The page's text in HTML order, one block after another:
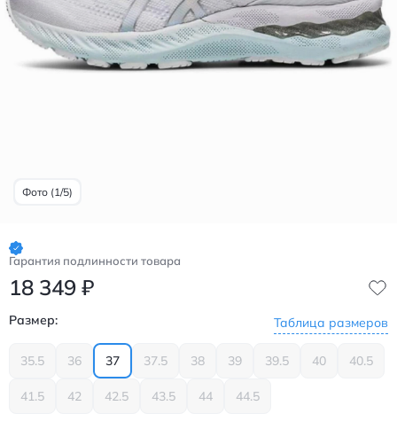
Фото (1/5)
Гарантия подлинности товара
18 349 ₽
Размер: Таблица размеров
35.5 36 37 37.5 38 39 39.5 40 40.5
41.5 42 42.5 43.5 44 44.5